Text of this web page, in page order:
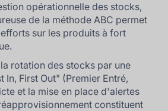
opérationnelle des stocks,
de la méthode ABC permet
sur les produits à fort
rotation des stocks par une
In, First Out" (Premier Entré,
et la mise en place d'alertes
constituent